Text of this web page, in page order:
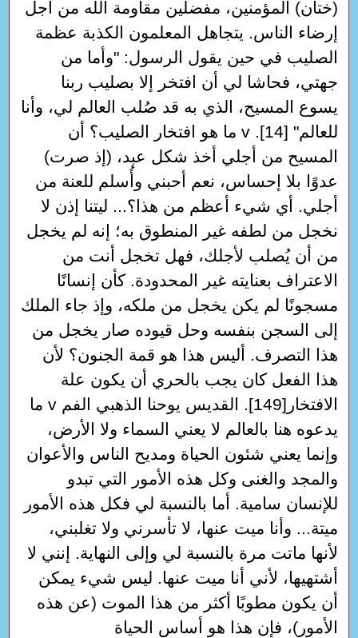
(ختان) المؤمنين، مفضلين مقاومة اللَّه من أجل
إرضاء الناس. يتجاهل المعلمون الكذبة عظمة
الصليب في حين يقول الرسول: "وأما من
جهتي، فحاشا لي أن افتخر إلا بصليب ربنا
يسوع المسيح، الذي به قد صُلب العالم لي، وأنا
للعالم" [14]. v ما هو افتخار الصليب؟ أن
المسيح من أجلي أخذ شكل عبد، (إذ صرت)
عدوًا بلا إحساس، نعم أحبني وأُسلم للعنة من
أجلي. أي شيء أعظم من هذا؟... ليتنا إذن لا
نخجل من لطفه غير المنطوق به؛ إنه لم يخجل
من أن يُصلب لأجلك، فهل تخجل أنت من
الاعتراف بعنايته غير المحدودة. كأن إنسانًا
مسجونًا لم يكن يخجل من ملكه، وإذ جاء الملك
إلى السجن بنفسه وحل قيوده صار يخجل من
هذا التصرف. أليس هذا هو قمة الجنون؟ لأن
هذا الفعل كان يجب بالحري أن يكون علة
الافتخار[149]. القديس يوحنا الذهبي الفم v ما
يدعوه هنا بالعالم لا يعني السماء ولا الأرض،
وإنما يعني شئون الحياة ومديح الناس والأعوان
والمجد والغنى وكل هذه الأمور التي تبدو
للإنسان سامية. أما بالنسبة لي فكل هذه الأمور
ميتة... وأنا ميت عنها، لا تأسرني ولا تغلبني،
لأنها ماتت مرة بالنسبة لي وإلى النهاية. إنني لا
أشتهيها، لأني أنا ميت عنها. ليس شيء يمكن
أن يكون مطوبًا أكثر من هذا الموت (عن هذه
الأمور)، فإن هذا هو أساس الحياة